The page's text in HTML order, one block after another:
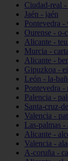
Ciudad-real
Jaén - jaén
Pontevedra -
Ourense - o-
Alicante -
Murcia -
Alicante -
Gipuzkoa -
León - la-
Pontevedra -
Palencia -
Santa-cruz-
Valencia -
Las-palmas -
Alicante -
Valencia -
A-coruña -